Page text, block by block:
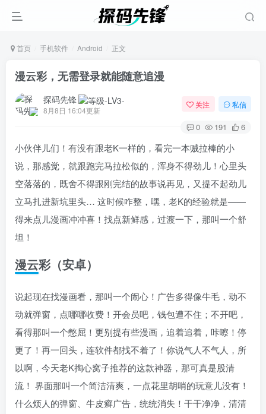
首页 手机软件 Android 正文
漫云彩，无需登录就能随意追漫
探码先锋
8月8日 16:04更新
关注 私信
0 191 6
小伙伴儿们！有没有跟老K一样的，看完一本贼拉棒的小
说，那感觉，就跟跑完马拉松似的，浑身不得劲儿！心里头
空落落的，既舍不得跟刚完结的故事说再见，又提不起劲儿
立马扎进新坑里头… 这时候咋整，嘿，老K的经验就是——
得来点儿漫画冲冲喜！找点新鲜感，过渡一下，那叫一个舒
坦！
漫云彩（安卓）
说起现在找漫画看，那叫一个闹心！广告多得像牛毛，动不
动就弹窗，点哪哪收费！开会员吧，钱包遭不住；不开吧，
看得那叫一个憋屈！更别提有些漫画，追着追着，咔嚓！停
更了！再一回头，连软件都找不着了！你说气人不气人，所
以啊，今天老K掏心窝子推荐的这款神器，那可真是股清
流！ 界面那叫一个简洁清爽，一点花里胡哨的玩意儿没有！
什么烦人的弹窗、牛皮癣广告，统统消失！干干净净，清清